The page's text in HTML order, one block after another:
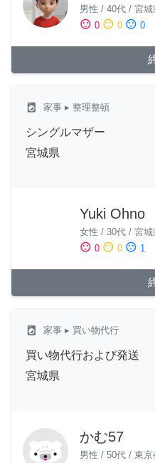
男性 / 40代 / 宮城
sentiment_satisfied 0 sentiment_neutral 0 sentiment_dissatisfied 0
local_laundry_service 家事 ▸ 整理整頓
シングルマザー
宮城県
Yuki Ohno
女性 / 30代 / 宮城
sentiment_satisfied 0 sentiment_neutral 0 sentiment_dissatisfied 1
local_laundry_service 家事 ▸ 買い物代行
買い物代行および発送
宮城県
かむ57
男性 / 50代 / 東京